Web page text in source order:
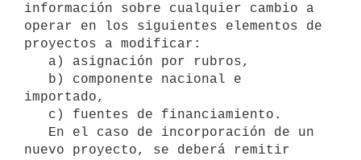
información sobre cualquier cambio a
operar en los siguientes elementos de
proyectos a modificar:
importado,
nuevo proyecto, se deberá remitir